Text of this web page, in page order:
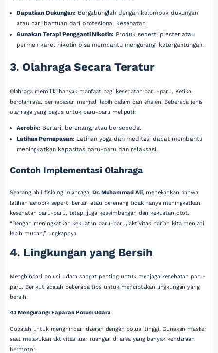
Dapatkan Dukungan: Bergabunglah dengan kelompok dukungan
atau cari bantuan dari profesional kesehatan.
Gunakan Terapi Pengganti Nikotin: Produk seperti plester atau
permen karet nikotin bisa membantu mengurangi ketergantungan.
3. Olahraga Secara Teratur
Olahraga memiliki banyak manfaat bagi kesehatan paru-paru. Ketika
berolahraga, pernapasan menjadi lebih dalam dan efisien. Beberapa jenis
olahraga yang bagus untuk paru-paru meliputi:
Aerobik: Berlari, berenang, atau bersepeda.
Latihan Pernapasan: Latihan yoga dan meditasi dapat membantu
meningkatkan kapasitas paru-paru dan relaksasi.
Contoh Implementasi Olahraga
Seorang ahli fisiologi olahraga,Dr. Muhammad Ali, menekankan bahwa
latihan aerobik seperti berlari atau berenang tidak hanya meningkatkan
kesehatan paru-paru, tetapi juga keseimbangan dan kekuatan otot.
“Dengan meningkatkan kekuatan paru-paru, aktivitas harian kita menjadi
lebih mudah,” ungkapnya.
4. Lingkungan yang Bersih
Menghindari polusi udara sangat penting untuk menjaga kesehatan paru-
paru. Berikut adalah beberapa tips untuk menciptakan lingkungan yang
bersih:
4.1 Mengurangi Paparan Polusi Udara
Cobalah untuk menghindari daerah dengan polusi tinggi. Gunakan masker
saat melakukan aktivitas luar ruangan di area yang banyak kendaraan
bermotor.